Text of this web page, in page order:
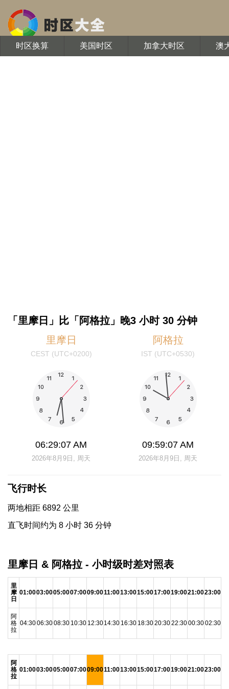
时区换算 美国时区 加拿大时区 澳
「里摩日」比「阿格拉」晚3 小时 30 分钟
里摩日
CEST (UTC+0200)
06:29:07 AM
2026年8月9日, 周天
阿格拉
IST (UTC+0530)
09:59:07 AM
2026年8月9日, 周天
飞行时长
两地相距 6892 公里
直飞时间约为 8 小时 36 分钟
里摩日 & 阿格拉 - 小时级时差对照表
里
摩
日
01:0003:0005:0007:0009:0011:0013:0015:0017:0019:0021:0023:00
阿
格
拉
04:3006:3008:30 10:30 12:3014:30 16:30 18:3020:3022:3000:3002:30
阿
格
拉
01:0003:0005:0007:0009:0011:0013:0015:0017:0019:0021:0023:00